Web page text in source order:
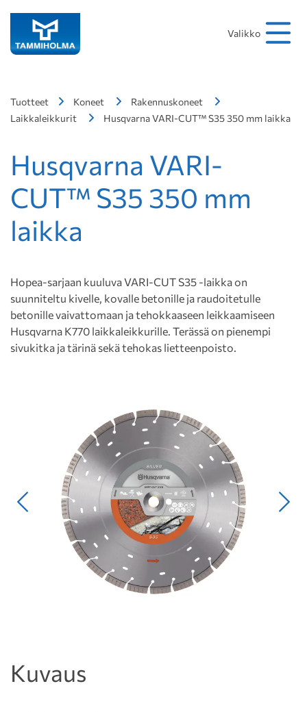
Valikko
Tuotteet Koneet
Rakennuskoneet
Laikkaleikkurit
Husqvarna VARI-CUT™ S35 350 mm laikka
Husqvarna VARI-
CUT™ S35 350 mm
laikka
Hopea-sarjaan kuuluva VARI-CUT S35 -laikka on
suunniteltu kivelle, kovalle betonille ja raudoitetulle
betonille vaivattomaan ja tehokkaaseen leikkaamiseen
Husqvarna K770 laikkaleikkurille. Terässä on pienempi
sivukitka ja tärinä sekä tehokas lietteenpoisto.
Edellinen
Kuvaus